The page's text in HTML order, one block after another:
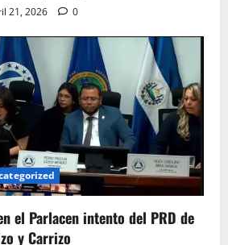
21, 2026 0
el Parlacen intento del PRD de
y Carrizo